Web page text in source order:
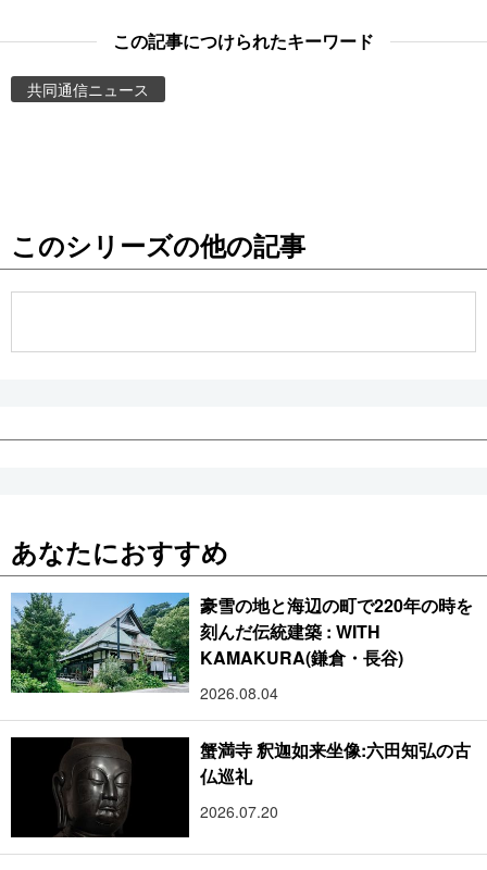
Images
People
公式SNS
この記事につけられたキーワード
共同通信ニュース
このシリーズの他の記事
あなたにおすすめ
豪雪の地と海辺の町で220年の時を
刻んだ伝統建築 : WITH
KAMAKURA(鎌倉・長谷)
2026.08.04
蟹満寺 釈迦如来坐像:六田知弘の古
仏巡礼
2026.07.20